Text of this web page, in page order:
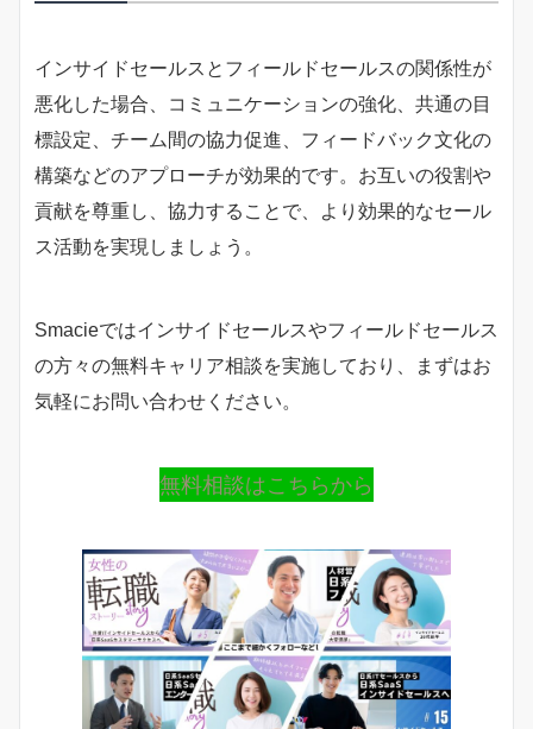
インサイドセールスとフィールドセールスの関係性が
悪化した場合、コミュニケーションの強化、共通の目
標設定、チーム間の協力促進、フィードバック文化の
構築などのアプローチが効果的です。お互いの役割や
貢献を尊重し、協力することで、より効果的なセール
ス活動を実現しましょう。
Smacieではインサイドセールスやフィールドセールス
の方々の無料キャリア相談を実施しており、まずはお
気軽にお問い合わせください。
無料相談はこちらから